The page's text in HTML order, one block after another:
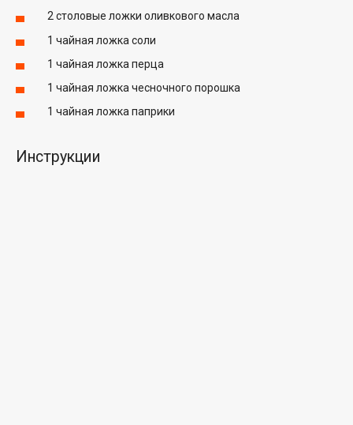
2 столовые ложки оливкового масла
1 чайная ложка соли
1 чайная ложка перца
1 чайная ложка чесночного порошка
1 чайная ложка паприки
Инструкции